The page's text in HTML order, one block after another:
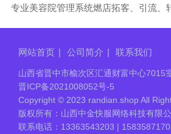
网站首页 | 公司简介 | 联系我们
山西省晋中市榆次区汇通财富中心7015
晋ICP备2021008052号-5
Copyright © 2023 randian.shop All
版权所有：山西中金快服网络科技有限
联系电话：13363543203 |